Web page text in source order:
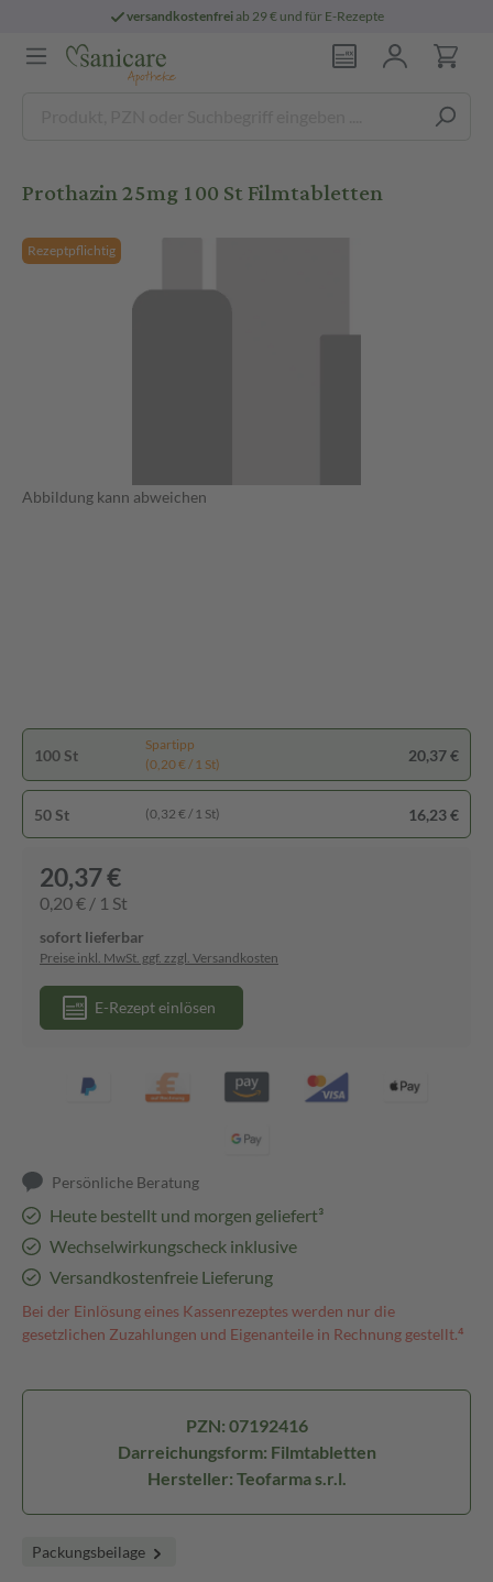
versandkostenfreiab 29 € und für E-Rezepte
Prothazin 25mg 100 St Filmtabletten
Rezeptpflichtig
Abbildung kann abweichen
100 St
Spartipp
(0,20 € / 1 St)
20,37 €
50 St (0,32 € / 1 St) 16,23 €
20,37 €
0,20 € / 1 St
sofort lieferbar
Preise inkl. MwSt. ggf. zzgl. Versandkosten
E-Rezept einlösen
Persönliche Beratung
Heute bestellt und morgen geliefert³
Wechselwirkungscheck inklusive
Versandkostenfreie Lieferung
Bei der Einlösung eines Kassenrezeptes werden nur die
gesetzlichen Zuzahlungen und Eigenanteile in Rechnung gestellt.⁴
PZN: 07192416
Darreichungsform: Filmtabletten
Hersteller: Teofarma s.r.l.
Packungsbeilage